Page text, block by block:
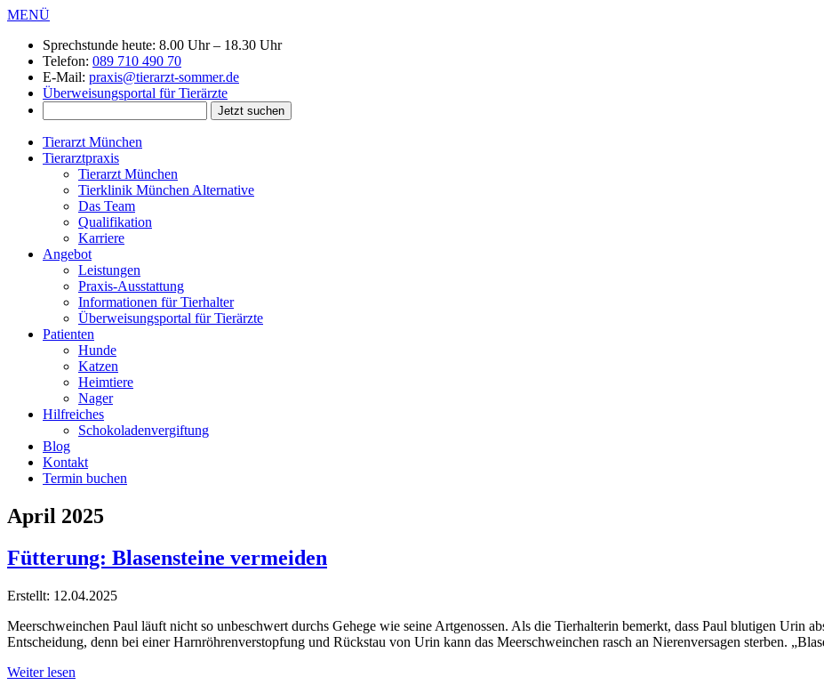
MENÜ
Sprechstunde heute: 8.00 Uhr – 18.30 Uhr
Telefon: 089 710 490 70
E-Mail: praxis@tierarzt-sommer.de
Überweisungsportal für Tierärzte
Tierarzt München
Tierarztpraxis
Tierarzt München
Tierklinik München Alternative
Das Team
Qualifikation
Karriere
Angebot
Leistungen
Praxis-Ausstattung
Informationen für Tierhalter
Überweisungsportal für Tierärzte
Patienten
Hunde
Katzen
Heimtiere
Nager
Hilfreiches
Schokoladenvergiftung
Blog
Kontakt
Termin buchen
April 2025
Fütterung: Blasensteine vermeiden
Erstellt: 12.04.2025
Meerschweinchen Paul läuft nicht so unbeschwert durchs Gehege wie seine Artgenossen. Als die Tierhalterin bemerkt, dass Paul blutigen Urin
Entscheidung, denn bei einer Harnröhrenverstopfung und Rückstau von Urin kann das Meerschweinchen rasch an Nierenversagen sterben.
Weiter lesen